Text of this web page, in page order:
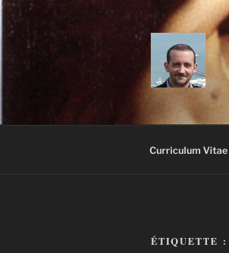
Aller
au
contenu
Curriculum Vitae
ÉTIQUETTE :